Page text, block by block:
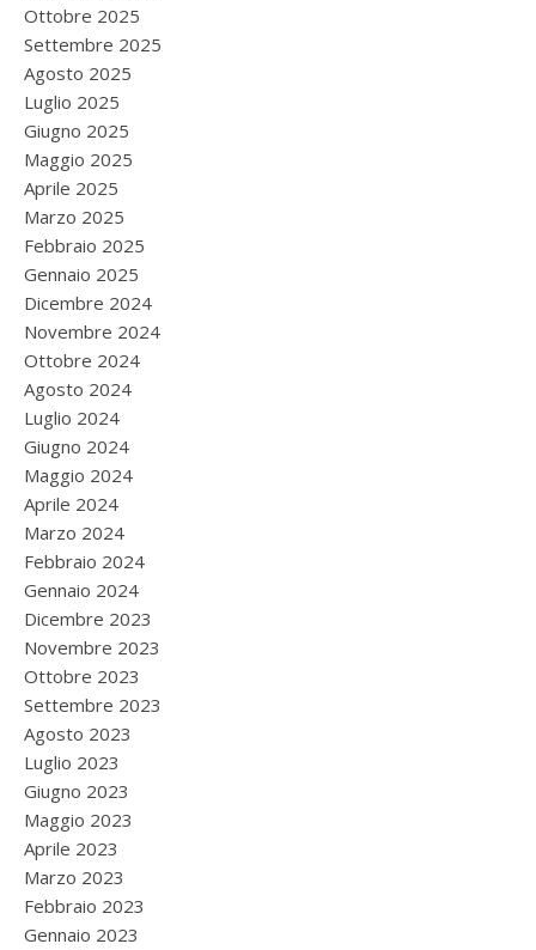
Ottobre 2025
Settembre 2025
Agosto 2025
Luglio 2025
Giugno 2025
Maggio 2025
Aprile 2025
Marzo 2025
Febbraio 2025
Gennaio 2025
Dicembre 2024
Novembre 2024
Ottobre 2024
Agosto 2024
Luglio 2024
Giugno 2024
Maggio 2024
Aprile 2024
Marzo 2024
Febbraio 2024
Gennaio 2024
Dicembre 2023
Novembre 2023
Ottobre 2023
Settembre 2023
Agosto 2023
Luglio 2023
Giugno 2023
Maggio 2023
Aprile 2023
Marzo 2023
Febbraio 2023
Gennaio 2023